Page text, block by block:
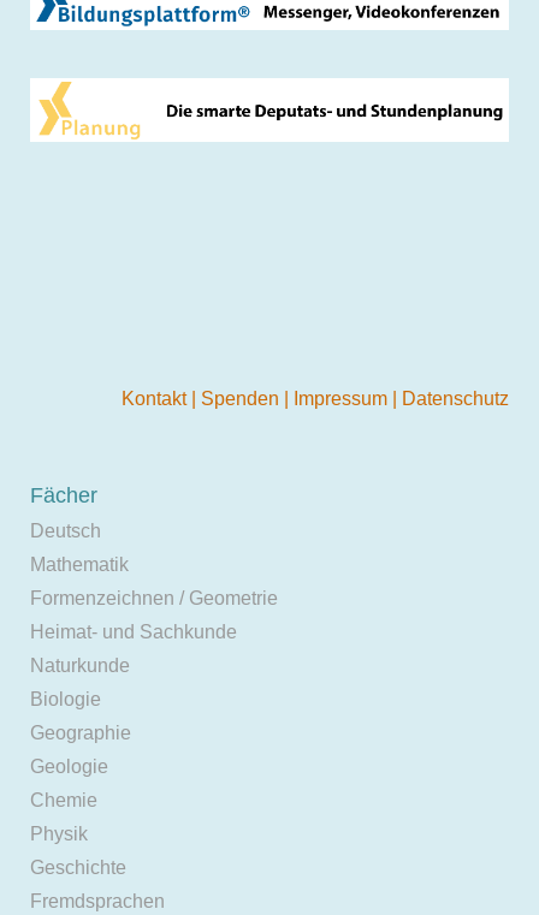
Kontakt Spenden Impressum Datenschutz
Fächer
Deutsch
Mathematik
Formenzeichnen / Geometrie
Heimat- und Sachkunde
Naturkunde
Biologie
Geographie
Geologie
Chemie
Physik
Geschichte
Fremdsprachen